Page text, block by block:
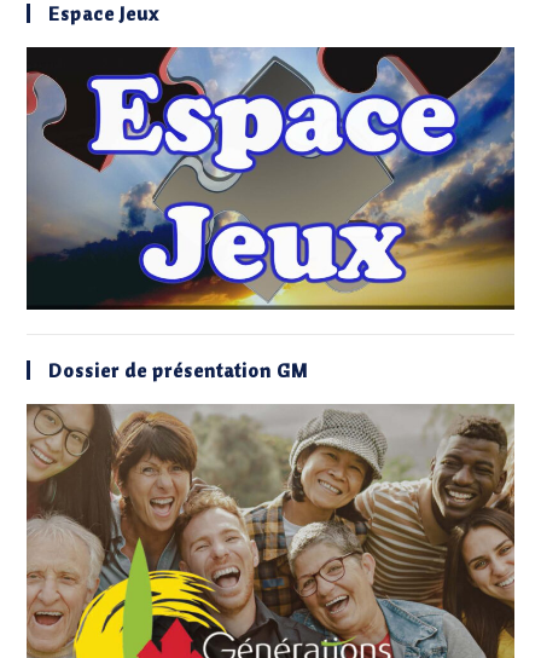
Espace Jeux
Dossier de présentation GM